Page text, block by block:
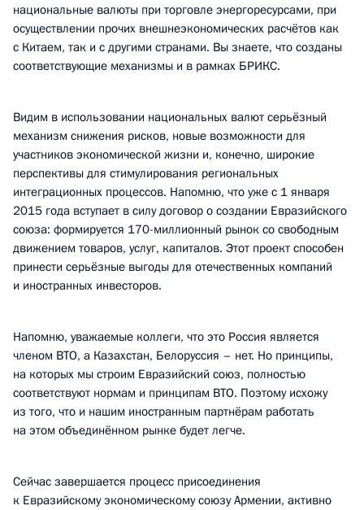
национальные валюты при торговле энергоресурсами, при
осуществлении прочих внешнеэкономических расчётов как
с Китаем, так и с другими странами. Вы знаете, что созданы
соответствующие механизмы и в рамках БРИКС.
Видим в использовании национальных валют серьёзный
механизм снижения рисков, новые возможности для
участников экономической жизни и, конечно, широкие
перспективы для стимулирования региональных
интеграционных процессов. Напомню, что уже с 1 января
2015 года вступает в силу договор о создании Евразийского
союза: формируется 170-миллионный рынок со свободным
движением товаров, услуг, капиталов. Этот проект способен
принести серьёзные выгоды для отечественных компаний
и иностранных инвесторов.
Напомню, уважаемые коллеги, что это Россия является
членом ВТО, а Казахстан, Белоруссия – нет. Но принципы,
на которых мы строим Евразийский союз, полностью
соответствуют нормам и принципам ВТО. Поэтому исхожу
из того, что и нашим иностранным партнёрам работать
на этом объединённом рынке будет легче.
Сейчас завершается процесс присоединения
к Евразийскому экономическому союзу Армении, активно